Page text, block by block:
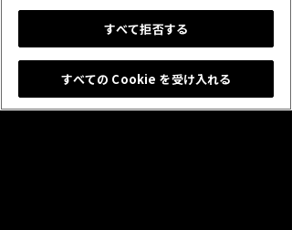
すべて拒否する
すべての Cookie を受け入れる